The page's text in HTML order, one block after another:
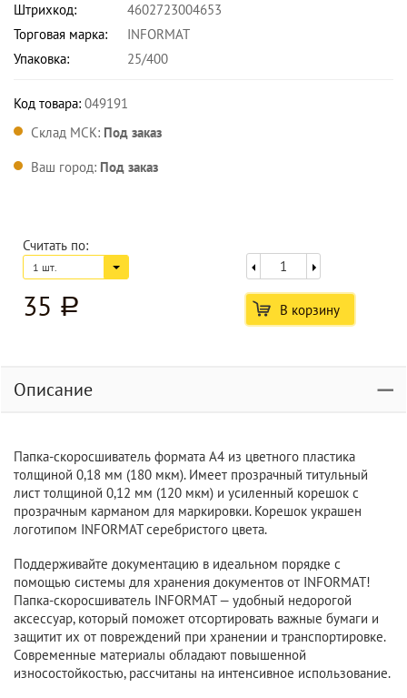
Штрихкод:
4602723004653
Торговая марка:
INFORMAT
Упаковка:
25/400
Код товара: 049191
Склад МСК: Под заказ
Ваш город: Под заказ
Считать по:
1 шт.
35 a В корзину
Описание
Папка-скоросшиватель формата А4 из цветного пластика
толщиной 0,18 мм (180 мкм). Имеет прозрачный титульный
лист толщиной 0,12 мм (120 мкм) и усиленный корешок с
прозрачным карманом для маркировки. Корешок украшен
логотипом INFORMAT серебристого цвета.
Поддерживайте документацию в идеальном порядке с
помощью системы для хранения документов от INFORMAT!
Папка-скоросшиватель INFORMAT — удобный недорогой
аксессуар, который поможет отсортировать важные бумаги и
защитит их от повреждений при хранении и транспортировке.
Современные материалы обладают повышенной
износостойкостью, рассчитаны на интенсивное использование.